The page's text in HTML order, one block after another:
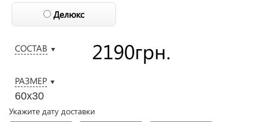
Делюкс
СОСТАВ ▼
РАЗМЕР ▼
60х30
2190грн.
Укажите дату доставки